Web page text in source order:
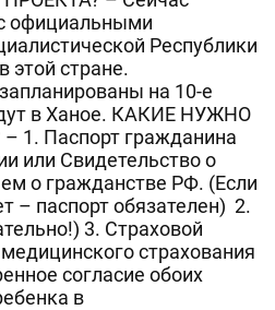
официальными
Республики
этой стране.
на 10-е
в Ханое. КАКИЕ НУЖНО
Паспорт гражданина
или Свидетельство о
о гражданстве РФ. (Если
– паспорт обязателен) 2.
3. Страховой
страхования
согласие обоих
в